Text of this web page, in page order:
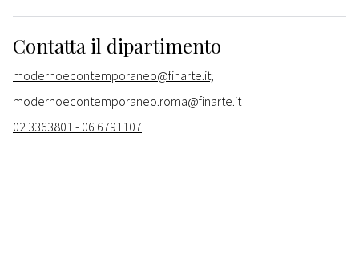
Contatta il dipartimento
modernoecontemporaneo@finarte.it;
modernoecontemporaneo.roma@finarte.it
02 3363801 - 06 6791107